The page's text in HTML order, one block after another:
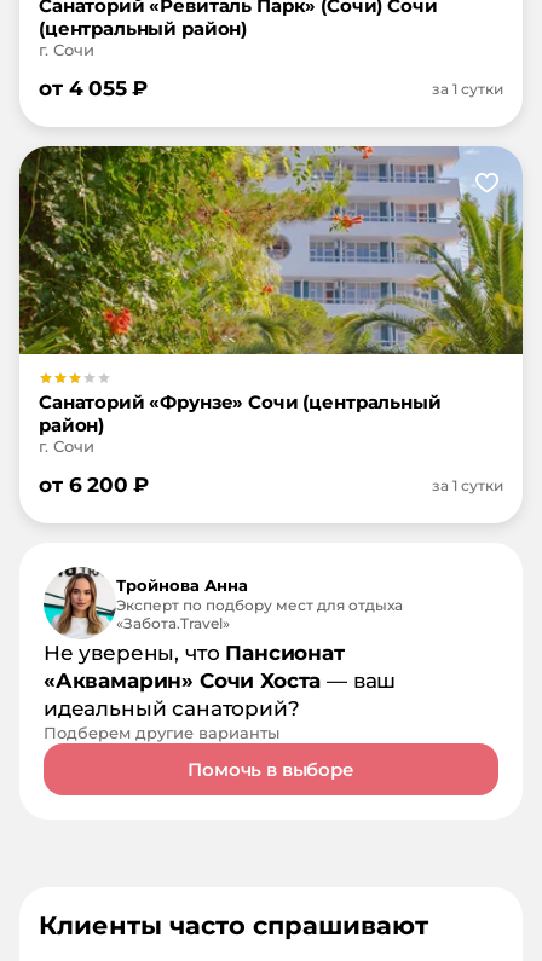
Санаторий «Ревиталь Парк» (Сочи) Сочи
(центральный район)
г. Сочи
от 4 055₽ за 1 сутки
Санаторий «Фрунзе» Сочи (центральный
район)
г. Сочи
от 6 200 ₽ за 1 сутки
Тройнова Анна
Эксперт по подбору мест для отдыха
«Забота.Travel»
Не уверены, что Пансионат
«Аквамарин» Сочи Хоста — ваш
идеальный санаторий?
Подберем другие варианты
Помочь в выборе
Клиенты часто спрашивают